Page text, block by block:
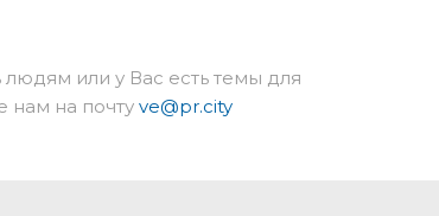
людям или у Вас есть темы для
нам на почту ve@pr.city